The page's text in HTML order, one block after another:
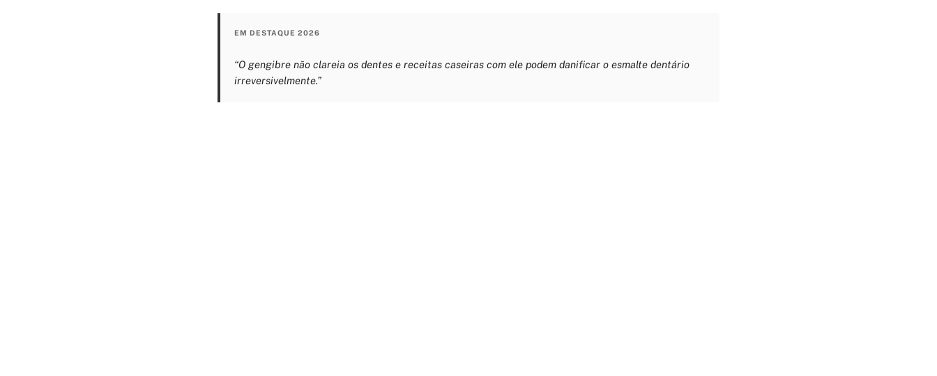
EM DESTAQUE 2026
“O gengibre não clareia os dentes e receitas caseiras com ele podem danificar o esmalte dentário
irreversivelmente.”